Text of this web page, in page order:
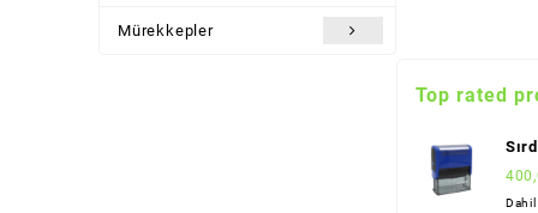
Mürekkepler
Top rated
913
Dahil